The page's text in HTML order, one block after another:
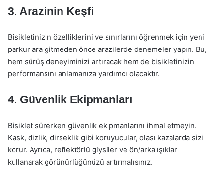
3. Arazinin Keşfi
Bisikletinizin özelliklerini ve sınırlarını öğrenmek için yeni
parkurlara gitmeden önce arazilerde denemeler yapın. Bu,
hem sürüş deneyiminizi artıracak hem de bisikletinizin
performansını anlamanıza yardımcı olacaktır.
4. Güvenlik Ekipmanları
Bisiklet sürerken güvenlik ekipmanlarını ihmal etmeyin.
Kask, dizlik, dirseklik gibi koruyucular, olası kazalarda sizi
korur. Ayrıca, reflektörlü giysiler ve ön/arka ışıklar
kullanarak görünürlüğünüzü artırmalısınız.